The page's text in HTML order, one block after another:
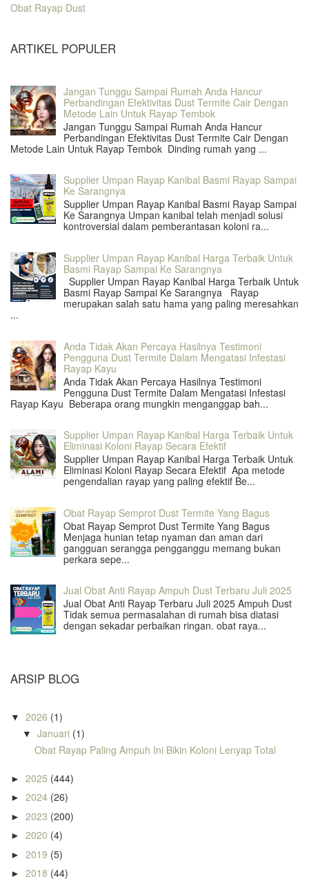
Obat Rayap Dust
ARTIKEL POPULER
Jangan Tunggu Sampai Rumah Anda Hancur
Perbandingan Efektivitas Dust Termite Cair Dengan
Metode Lain Untuk Rayap Tembok
Jangan Tunggu Sampai Rumah Anda Hancur
Perbandingan Efektivitas Dust Termite Cair Dengan
Metode Lain Untuk Rayap Tembok Dinding rumah yang ...
Supplier Umpan Rayap Kanibal Basmi Rayap Sampai
Ke Sarangnya
Supplier Umpan Rayap Kanibal Basmi Rayap Sampai
Ke Sarangnya Umpan kanibal telah menjadi solusi
kontroversial dalam pemberantasan koloni ra...
Supplier Umpan Rayap Kanibal Harga Terbaik Untuk
Basmi Rayap Sampai Ke Sarangnya
Supplier Umpan Rayap Kanibal Harga Terbaik Untuk
Basmi Rayap Sampai Ke Sarangnya Rayap
merupakan salah satu hama yang paling meresahkan
...
Anda Tidak Akan Percaya Hasilnya Testimoni
Pengguna Dust Termite Dalam Mengatasi Infestasi
Rayap Kayu
Anda Tidak Akan Percaya Hasilnya Testimoni
Pengguna Dust Termite Dalam Mengatasi Infestasi
Rayap Kayu Beberapa orang mungkin menganggap bah...
Supplier Umpan Rayap Kanibal Harga Terbaik Untuk
Eliminasi Koloni Rayap Secara Efektif
Supplier Umpan Rayap Kanibal Harga Terbaik Untuk
Eliminasi Koloni Rayap Secara Efektif Apa metode
pengendalian rayap yang paling efektif Be...
Obat Rayap Semprot Dust Termite Yang Bagus
Obat Rayap Semprot Dust Termite Yang Bagus
Menjaga hunian tetap nyaman dan aman dari
gangguan serangga pengganggu memang bukan
perkara sepe...
Jual Obat Anti Rayap Ampuh Dust Terbaru Juli 2025
Jual Obat Anti Rayap Terbaru Juli 2025 Ampuh Dust
Tidak semua permasalahan di rumah bisa diatasi
dengan sekadar perbaikan ringan. obat raya...
ARSIP BLOG
▼ 2026 (1)
▼ Januari (1)
Obat Rayap Paling Ampuh Ini Bikin Koloni Lenyap Total
► 2025 (444)
► 2024 (26)
► 2023 (200)
► 2020 (4)
► 2019 (5)
► 2018 (44)